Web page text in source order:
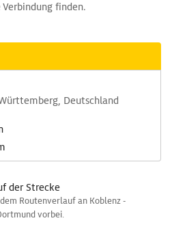
finden.
Deutschland
der Strecke
Routenverlauf an Koblenz -
vorbei.